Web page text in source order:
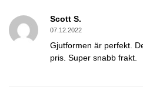
Scott S.
07.12.2022
Gjutformen är perfekt.
pris. Super snabb frakt.